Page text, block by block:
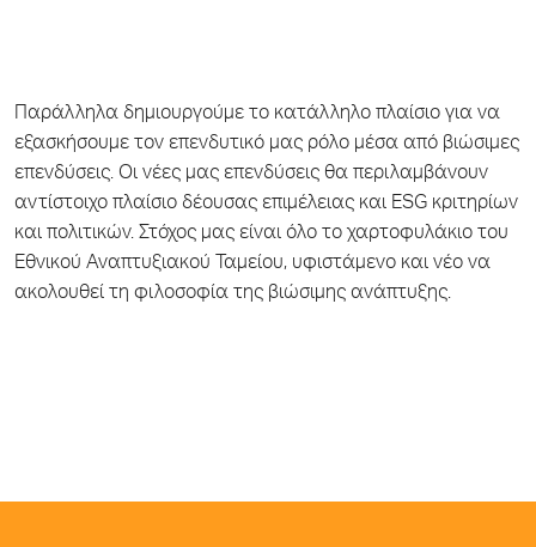
Παράλληλα δημιουργούμε το κατάλληλο πλαίσιο για να
εξασκήσουμε τον επενδυτικό μας ρόλο μέσα από βιώσιμες
επενδύσεις. Οι νέες μας επενδύσεις θα περιλαμβάνουν
αντίστοιχο πλαίσιο δέουσας επιμέλειας και ESG κριτηρίων
και πολιτικών. Στόχος μας είναι όλο το χαρτοφυλάκιο του
Εθνικού Αναπτυξιακού Ταμείου, υφιστάμενο και νέο να
ακολουθεί τη φιλοσοφία της βιώσιμης ανάπτυξης.